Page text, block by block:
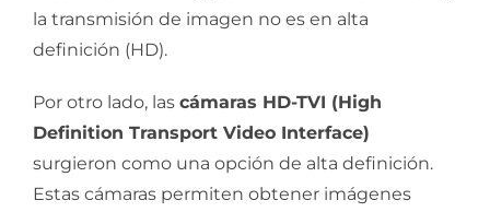
la transmisión de imagen no es en alta
definición (HD).
Por otro lado, las cámaras HD-TVI (High
Definition Transport Video Interface)
surgieron como una opción de alta definición.
Estas cámaras permiten obtener imágenes